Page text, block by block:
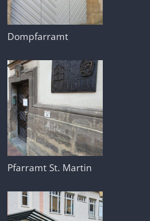
Dompfarramt
Pfarramt St. Martin